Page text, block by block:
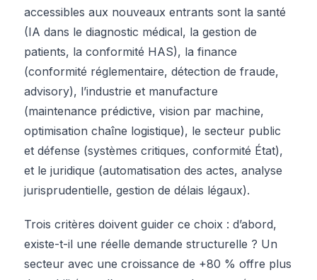
accessibles aux nouveaux entrants sont la santé
(IA dans le diagnostic médical, la gestion de
patients, la conformité HAS), la finance
(conformité réglementaire, détection de fraude,
advisory), l’industrie et manufacture
(maintenance prédictive, vision par machine,
optimisation chaîne logistique), le secteur public
et défense (systèmes critiques, conformité État),
et le juridique (automatisation des actes, analyse
jurisprudentielle, gestion de délais légaux).
Trois critères doivent guider ce choix : d’abord,
existe-t-il une réelle demande structurelle ? Un
secteur avec une croissance de +80 % offre plus